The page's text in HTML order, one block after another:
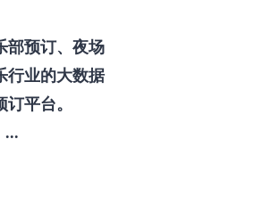
部预订、夜场
行业的大数据
平台。
...